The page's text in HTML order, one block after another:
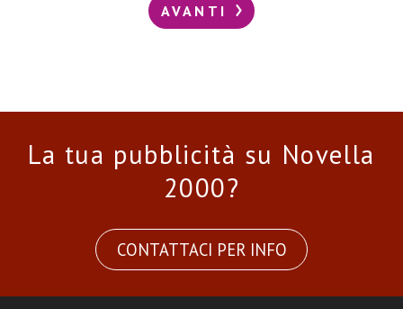
AVANTI
La tua pubblicità su Novella
2000?
CONTATTACI PER INFO